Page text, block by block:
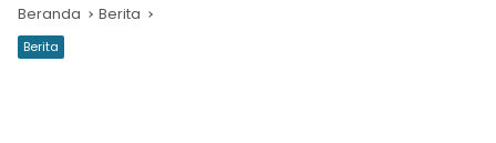
Beranda Berita
Berita